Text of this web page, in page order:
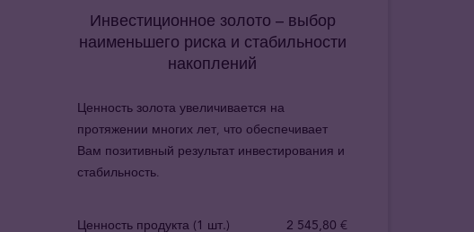
Инвестиционное золото – выбор
наименьшего риска и стабильности
накоплений
Ценность золота увеличивается на
протяжении многих лет, что обеспечивает
Вам позитивный результат инвестирования и
стабильность.
Ценность продукта (1 шт.) 2 545,80 €